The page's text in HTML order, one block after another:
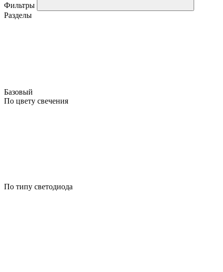
Фильтры
Разделы
Базовый
По цвету свечения
По типу светодиода